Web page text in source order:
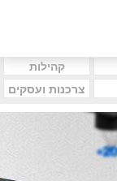
קהילות
צרכנות ועסקים